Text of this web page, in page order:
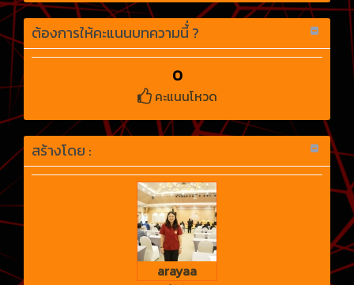
ต้องการให้คะแนนบทความนี้่ ?
0
คะแนนโหวด
สร้างโดย :
arayaa